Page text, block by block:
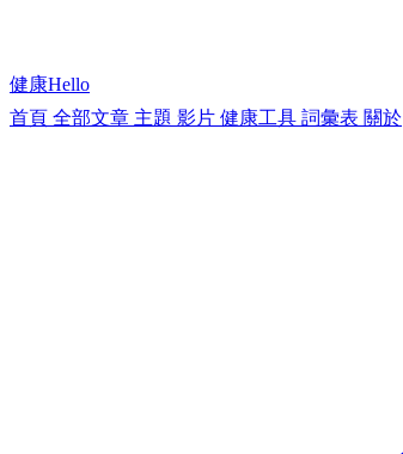
健康Hello
首頁 全部文章 主題 影片 健康工具 詞彙表 關於